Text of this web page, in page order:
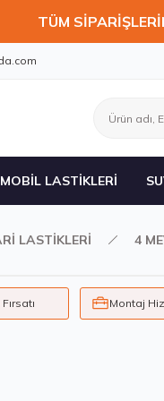
TÜM
LASTİKLERİ
LASTİKLERİ 4
Montaj